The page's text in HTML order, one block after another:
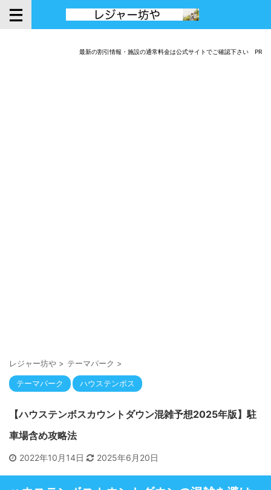
最新の割引情報・施設の通常料金は公式サイトでご確認下さい PR
レジャー坊や > テーマパーク >
テーマパーク ハウステンボス
【ハウステンボスカウントダウン混雑予想2025年版】駐
車場含め攻略法
2022年10月14日 2025年6月20日